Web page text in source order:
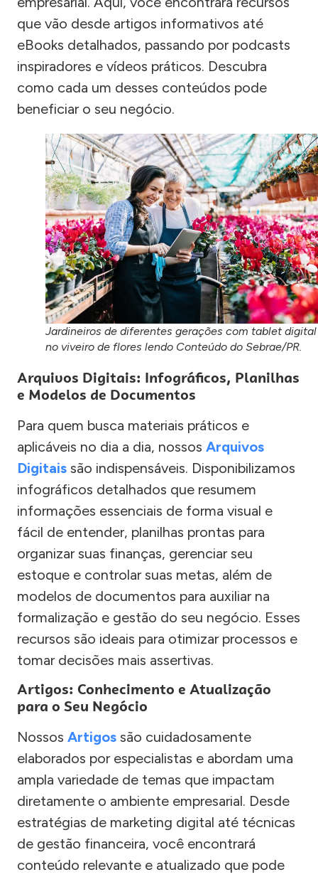
que vão desde artigos informativos até
eBooks detalhados, passando por podcasts
inspiradores e vídeos práticos. Descubra
como cada um desses conteúdos pode
beneficiar o seu negócio.
Jardineiros de diferentes gerações com tablet digital
no viveiro de flores lendo Conteúdo do Sebrae/PR.
Arquivos Digitais: Infográficos, Planilhas
e Modelos de Documentos
Para quem busca materiais práticos e
aplicáveis no dia a dia, nossos Arquivos
Digitais são indispensáveis. Disponibilizamos
infográficos detalhados que resumem
informações essenciais de forma visual e
fácil de entender, planilhas prontas para
organizar suas finanças, gerenciar seu
estoque e controlar suas metas, além de
modelos de documentos para auxiliar na
formalização e gestão do seu negócio. Esses
recursos são ideais para otimizar processos e
tomar decisões mais assertivas.
Artigos: Conhecimento e Atualização
para o Seu Negócio
Nossos Artigos são cuidadosamente
elaborados por especialistas e abordam uma
ampla variedade de temas que impactam
diretamente o ambiente empresarial. Desde
estratégias de marketing digital até técnicas
de gestão financeira, você encontrará
conteúdo relevante e atualizado que pode